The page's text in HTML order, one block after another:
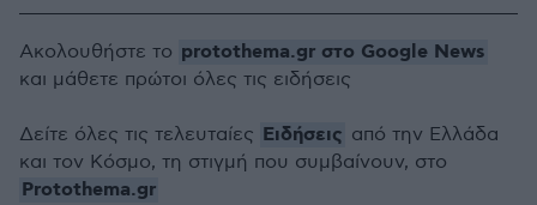
Ακολουθήστε το protothema.gr στο Google News
και μάθετε πρώτοι όλες τις ειδήσεις
Δείτε όλες τις τελευταίες Ειδήσεις από την Ελλάδα
και τον Κόσμο, τη στιγμή που συμβαίνουν, στο
Protothema.gr